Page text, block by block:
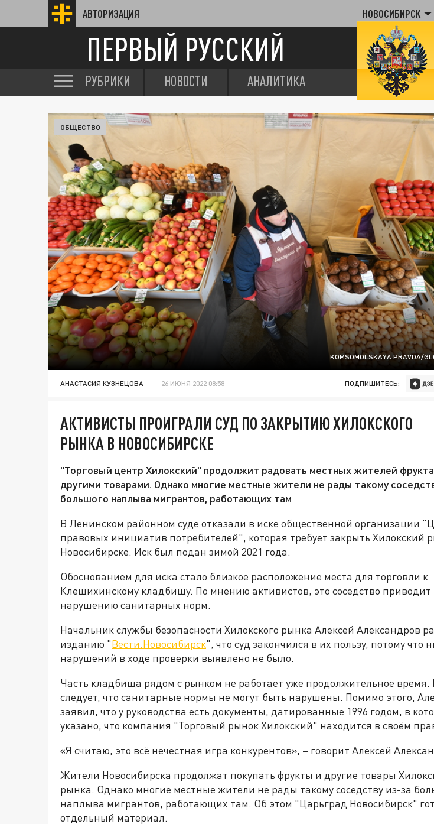
АВТОРИЗАЦИЯ НОВОСИБИРСК
ПЕРВЫЙ РУССКИЙ
РУБРИКИ НОВОСТИ АНАЛИТИКА
KOMSOMOLSKAYA PRAVDA/
ОБЩЕСТВО
АНАСТАСИЯ КУЗНЕЦОВА 26 ИЮНЯ 2022 08:58 ПОДПИШИТЕСЬ:
АКТИВИСТЫ ПРОИГРАЛИ СУД ПО ЗАКРЫТИЮ ХИЛОКСКОГО
РЫНКА В НОВОСИБИРСКЕ
"Торговый центр Хилокский" продолжит радовать местных жителей
другими товарами. Однако многие местные жители не рады такому
большого наплыва мигрантов, работающих там
В Ленинском районном суде отказали в иске общественной организации
правовых инициатив потребителей", которая требует закрыть Хилокский
Новосибирске. Иск был подан зимой 2021 года.
Обоснованием для иска стало близкое расположение места для торговли к
Клещихинскому кладбищу. По мнению активистов, это соседство приводит
нарушению санитарных норм.
Начальник службы безопасности Хилокского рынка Алексей Александров
изданию "Вести.Новосибирск", что суд закончился в их пользу, потому что
нарушений в ходе проверки выявлено не было.
Часть кладбища рядом с рынком не работает уже продолжительное время.
следует, что санитарные нормы не могут быть нарушены. Помимо этого,
заявил, что у руководства есть документы, датированные 1996 годом, в
указано, что компания "Торговый рынок Хилокский" находится в своём
«Я считаю, это всё нечестная игра конкурентов», – говорит Алексей
Жители Новосибирска продолжат покупать фрукты и другие товары
рынка. Однако многие местные жители не рады такому соседству из-за
наплыва мигрантов, работающих там. Об этом "Царьград Новосибирск"
отдельный материал.